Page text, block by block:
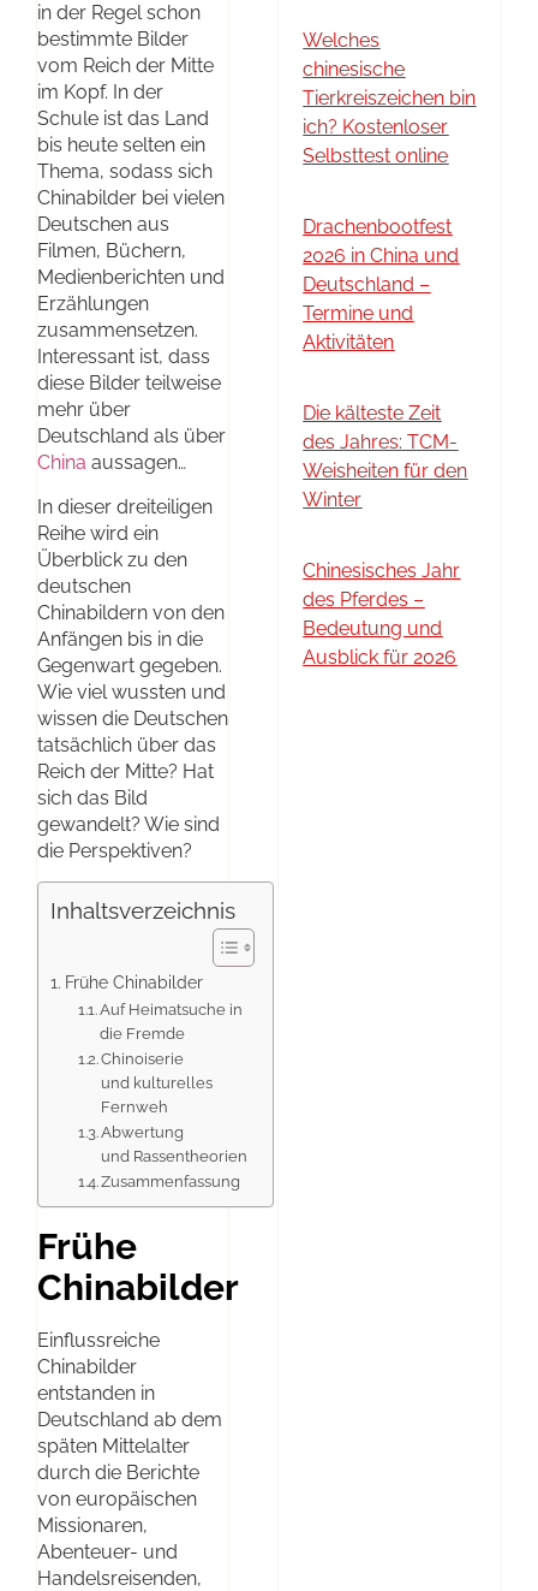
in der Regel schon
bestimmte Bilder
vom Reich der Mitte
im Kopf. In der
Schule ist das Land
bis heute selten ein
Thema, sodass sich
Chinabilder bei vielen
Deutschen aus
Filmen, Büchern,
Medienberichten und
Erzählungen
zusammensetzen.
Interessant ist, dass
diese Bilder teilweise
mehr über
Deutschland als über
China aussagen…
In dieser dreiteiligen
Reihe wird ein
Überblick zu den
deutschen
Chinabildern von den
Anfängen bis in die
Gegenwart gegeben.
Wie viel wussten und
wissen die Deutschen
tatsächlich über das
Reich der Mitte? Hat
sich das Bild
gewandelt? Wie sind
die Perspektiven?
Inhaltsverzeichnis
Frühe Chinabilder
Auf Heimatsuche in
die Fremde
Chinoiserie
und kulturelles
Fernweh
Abwertung
und Rassentheorien
Zusammenfassung
Frühe
Chinabilder
Einflussreiche
Chinabilder
entstanden in
Deutschland ab dem
späten Mittelalter
durch die Berichte
von europäischen
Missionaren,
Abenteuer- und
Handelsreisenden,
Welches
chinesische
Tierkreiszeichen bin
ich? Kostenloser
Selbsttest online
Drachenbootfest
2026 in China und
Deutschland –
Termine und
Aktivitäten
Die kälteste Zeit
des Jahres: TCM-
Weisheiten für den
Winter
Chinesisches Jahr
des Pferdes –
Bedeutung und
Ausblick für 2026